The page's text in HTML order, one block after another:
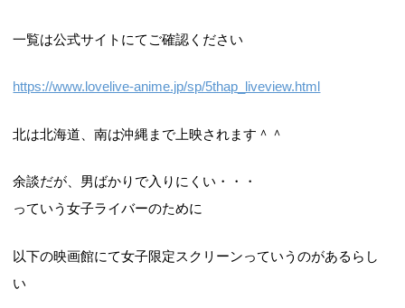
一覧は公式サイトにてご確認ください
https://www.lovelive-anime.jp/sp/5thap_liveview.html
北は北海道、南は沖縄まで上映されます＾＾
余談だが、男ばかりで入りにくい・・・
っていう女子ライバーのために
以下の映画館にて女子限定スクリーンっていうのがあるらし
い